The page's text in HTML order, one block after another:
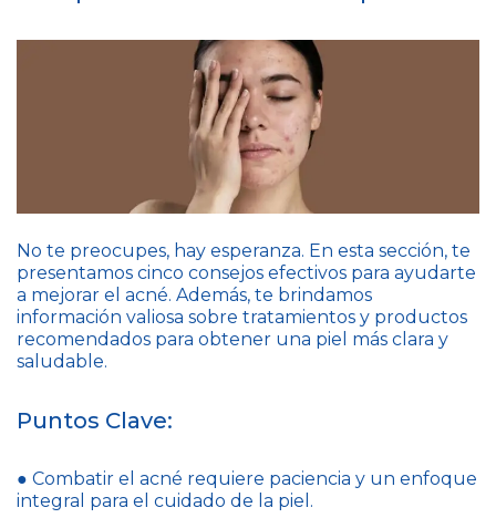
No te preocupes, hay esperanza. En esta sección, te
presentamos cinco consejos efectivos para ayudarte
a mejorar el acné. Además, te brindamos
información valiosa sobre tratamientos y productos
recomendados para obtener una piel más clara y
saludable.
Puntos Clave:
● Combatir el acné requiere paciencia y un enfoque
integral para el cuidado de la piel.